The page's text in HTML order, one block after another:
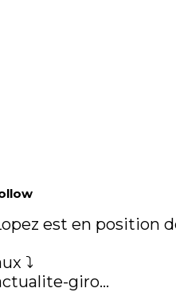
est en position
giro…